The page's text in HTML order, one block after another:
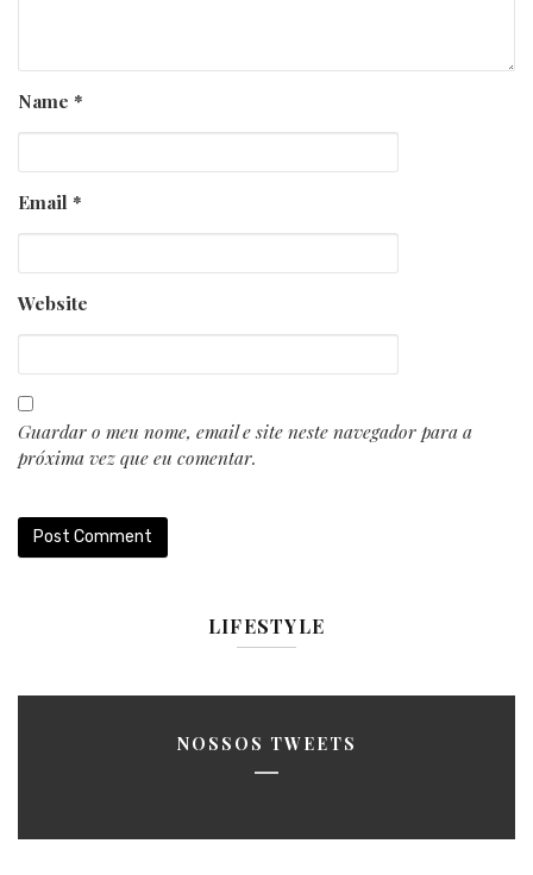
Name *
Email *
Website
Guardar o meu nome, email e site neste navegador para a
próxima vez que eu comentar.
LIFESTYLE
NOSSOS TWEETS